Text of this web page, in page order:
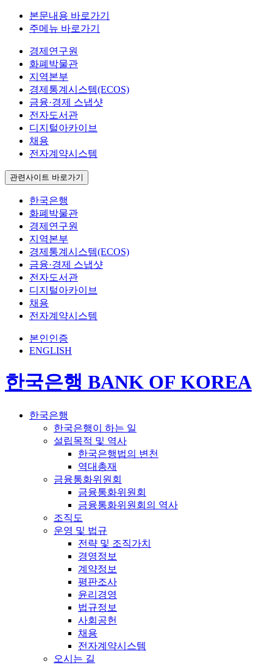
본문내용 바로가기
주메뉴 바로가기
경제연구원
화폐박물관
지역본부
경제통계시스템(ECOS)
금융·경제 스냅샷
전자도서관
디지털아카이브
채용
전자계약시스템
관련사이트 바로가기
한국은행
화폐박물관
경제연구원
지역본부
경제통계시스템(ECOS)
금융·경제 스냅샷
전자도서관
디지털아카이브
채용
전자계약시스템
본인인증
ENGLISH
한국은행 BANK OF KOREA
한국은행
한국은행이 하는 일
설립목적 및 역사
한국은행법의 변천
역대총재
금융통화위원회
금융통화위원회
금융통화위원회의 역사
조직도
운영 및 법규
전략 및 조직가치
경영정보
계약정보
평판조사
윤리경영
법규정보
사회공헌
채용
전자계약시스템
오시는 길